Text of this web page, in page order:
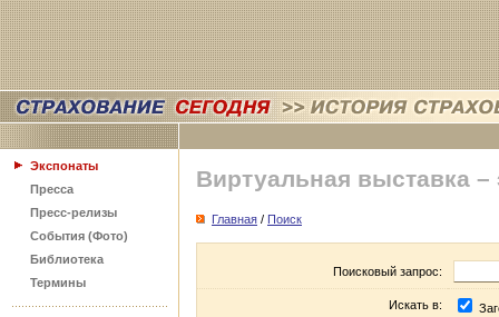
Экспонаты
Пресса
Пресс-релизы
События (Фото)
Библиотека
Термины
Виртуальная выставка –
Главная / Поиск
Поисковый запрос:
Искать в: